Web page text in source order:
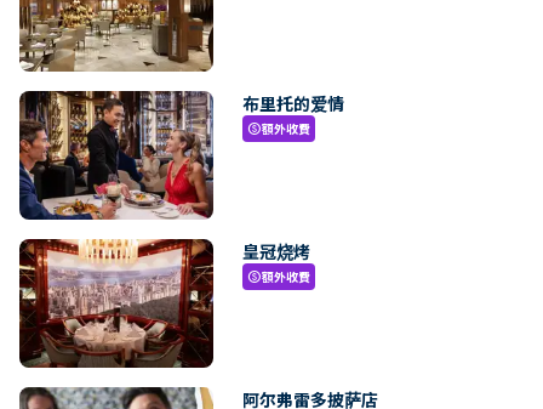
布里托的爱情
paid額外收費
皇冠烧烤
paid額外收費
阿尔弗雷多披萨店